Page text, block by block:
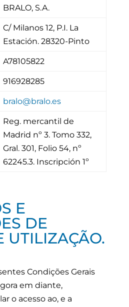
BRALO, S.A.
C/ Milanos 12, P.I. La
Estación. 28320-Pinto
A78105822
916928285
bralo@bralo.es
Reg. mercantil de
Madrid nº 3. Tomo 332,
Gral. 301, Folio 54, nº
62245.3. Inscripción 1º
E
DE
UTILIZAÇÃO.
Condições Gerais
em diante,
o acesso ao, e a